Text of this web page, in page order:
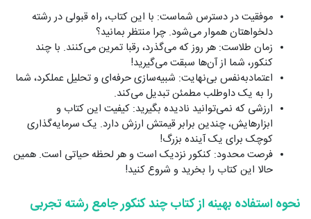
موفقیت در دسترس شماست: با این کتاب، راه قبولی در رشته
دلخواهتان هموار می‌شود. چرا منتظر بمانید؟
زمان طلاست: هر روز که می‌گذرد، رقبا تمرین می‌کنند. با چند
کنکور، شما از آن‌ها سبقت می‌گیرید!
اعتمادبه‌نفس بی‌نهایت: شبیه‌سازی حرفه‌ای و تحلیل عملکرد، شما
را به یک داوطلب مطمئن تبدیل می‌کند.
ارزشی که نمی‌توانید نادیده بگیرید: کیفیت این کتاب و
ابزارهایش، چندین برابر قیمتش ارزش دارد. یک سرمایه‌گذاری
کوچک برای یک آینده بزرگ!
فرصت محدود: کنکور نزدیک است و هر لحظه حیاتی است. همین
حالا این کتاب را بخرید و شروع کنید!
نحوه استفاده بهینه از کتاب چند کنکور جامع رشته تجربی